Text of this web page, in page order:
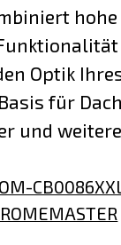
Optik
für
und
OM-